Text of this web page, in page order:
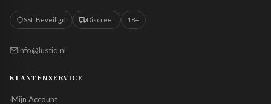
SSL Beveiligd Discreet 18+
info@lustiq.nl
KLANTENSERVICE
›Mijn Account